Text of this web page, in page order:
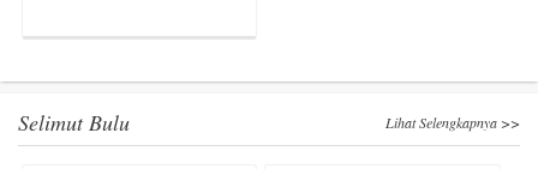
Selimut Bulu Lihat Selengkapnya >>